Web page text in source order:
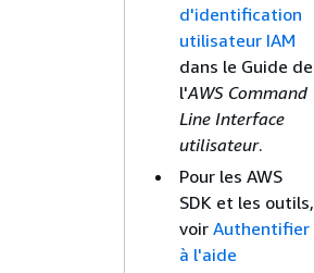
d'identification
utilisateur IAM
dans le Guide de
l'AWS Command
Line Interface
utilisateur.
Pour les AWS
SDK et les outils,
voir Authentifier
à l'aide